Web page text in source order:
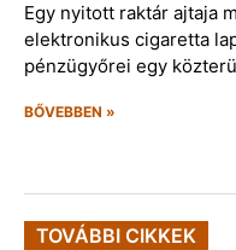
Egy nyitott raktár ajtaja
elektronikus cigaretta
pénzügyőrei egy
BŐVEBBEN »
TOVÁBBI CIKKEK